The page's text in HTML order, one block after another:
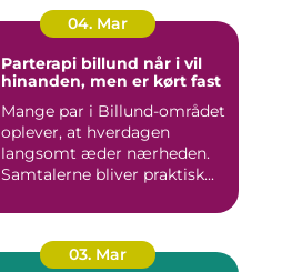
04. Mar
Parterapi billund når i vil
hinanden, men er kørt fast
Mange par i Billund-området
oplever, at hverdagen
langsomt æder nærheden.
Samtalerne bliver praktisk...
03. Mar